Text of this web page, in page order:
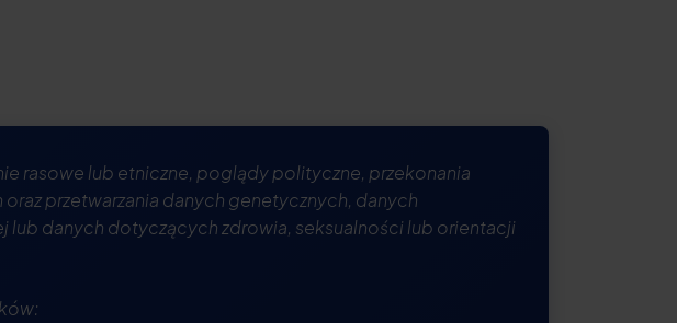
rasowe lub etniczne, poglądy polityczne, przekonania
przetwarzania danych genetycznych, danych
danych dotyczących zdrowia, seksualności lub orientacji